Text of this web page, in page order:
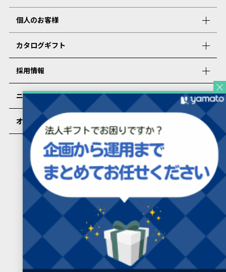
個人のお客様
カタログギフト
採用情報
ニュース
オンラインショップ
PRESENTERS ROOMについて
カタログギフトを受け取った方向け
よくあるご質問
プライバシーポリシー